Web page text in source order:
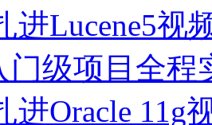
进Lucene5视
门级项目全程
进Oracle 11g